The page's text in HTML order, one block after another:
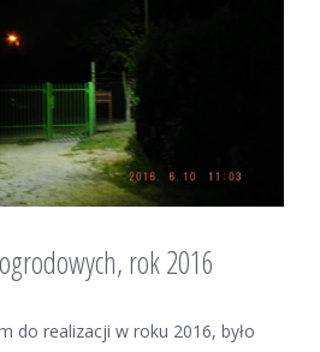
rok 2016
do realizacji w roku 2016, było